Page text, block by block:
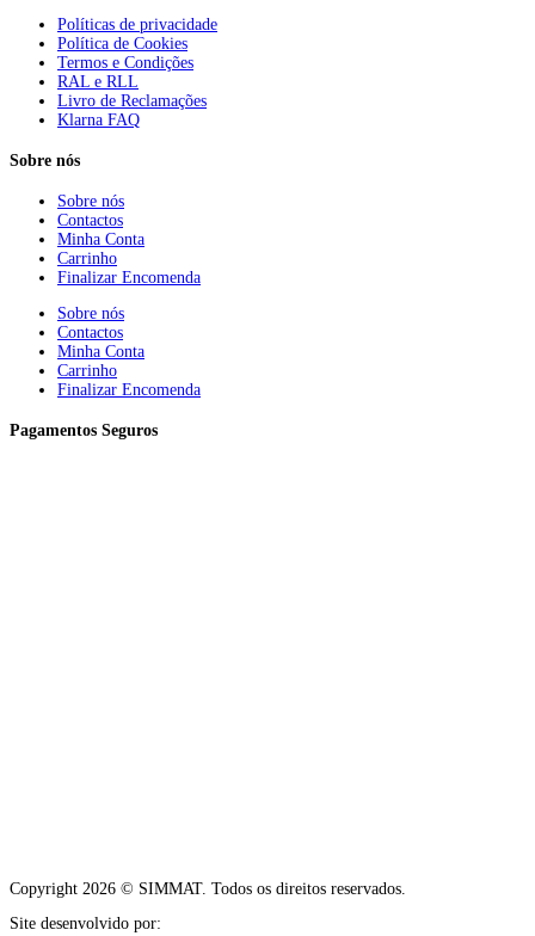
Políticas de privacidade
Política de Cookies
Termos e Condições
RAL e RLL
Livro de Reclamações
Klarna FAQ
Sobre nós
Sobre nós
Contactos
Minha Conta
Carrinho
Finalizar Encomenda
Sobre nós
Contactos
Minha Conta
Carrinho
Finalizar Encomenda
Pagamentos Seguros
Copyright 2026 © SIMMAT. Todos os direitos reservados.
Site desenvolvido por: